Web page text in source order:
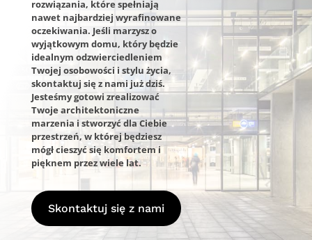
rozwiązania, które spełniają
nawet najbardziej wyrafinowane
oczekiwania. Jeśli marzysz o
wyjątkowym domu, który będzie
idealnym odzwierciedleniem
Twojej osobowości i stylu życia,
skontaktuj się z nami już dziś.
Jesteśmy gotowi zrealizować
Twoje architektoniczne
marzenia i stworzyć dla Ciebie
przestrzeń, w której będziesz
mógł cieszyć się komfortem i
pięknem przez wiele lat.
Skontaktuj się z nami